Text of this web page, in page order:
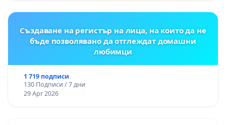
Създаване на регистър на лица, на които да не
бъде позволявано да отглеждат домашни
любимци
1 719 подписи
130 Подписи / 7 дни
29 Apr 2026